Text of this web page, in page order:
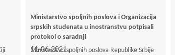
Ministarstvo spoljnih poslova i Organizacija
srpskih studenata u inostranstvu potpisali
protokol o saradnji
11-06-2021
Ministarstvo spoljnih poslova Republike Srbije